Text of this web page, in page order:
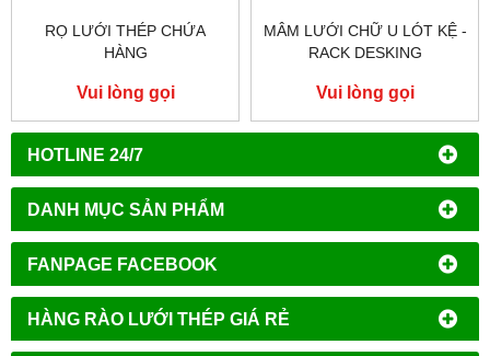
HOTLINE 24/7
DANH MỤC SẢN PHẨM
FANPAGE FACEBOOK
HÀNG RÀO LƯỚI THÉP GIÁ RẺ
RỌ LƯỚI THÉP CHỨA
HÀNG
Vui lòng gọi
MÂM LƯỚI CHỮ U LÓT KỆ -
RACK DESKING
Vui lòng gọi